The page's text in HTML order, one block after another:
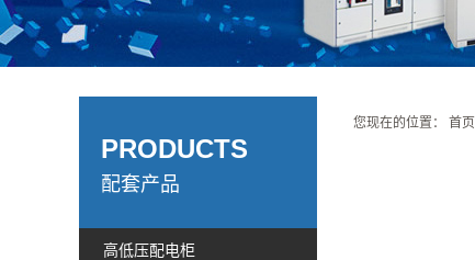
配套产品
PRODUCTS
高低压配电柜
您现在的位置： 首页